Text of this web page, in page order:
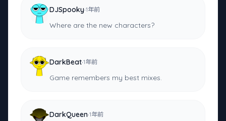
DJSpooky·1年前
Where are the new characters?
DarkBeat·1年前
Game remembers my best mixes.
DarkQueen·1年前